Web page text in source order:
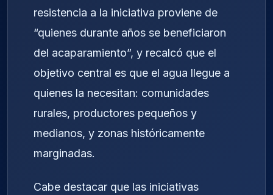
resistencia a la iniciativa proviene de
“quienes durante años se beneficiaron
del acaparamiento”, y recalcó que el
objetivo central es que el agua llegue a
quienes la necesitan: comunidades
rurales, productores pequeños y
medianos, y zonas históricamente
marginadas.
Cabe destacar que las iniciativas